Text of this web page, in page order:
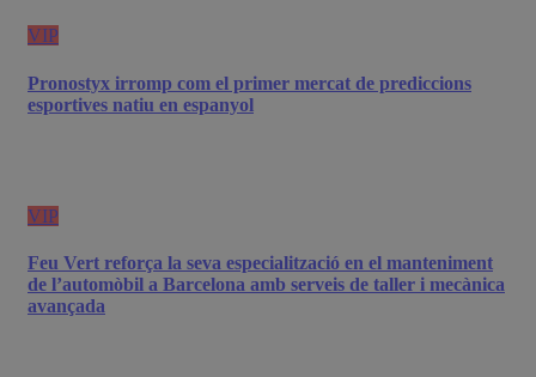
VIP
Pronostyx irromp com el primer mercat de prediccions
esportives natiu en espanyol
VIP
Feu Vert reforça la seva especialització en el manteniment
de l’automòbil a Barcelona amb serveis de taller i mecànica
avançada